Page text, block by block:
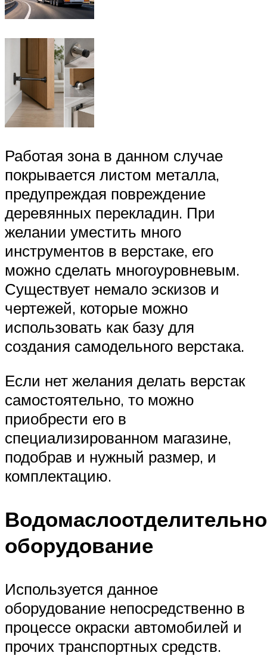
Работая зона в данном случае
покрывается листом металла,
предупреждая повреждение
деревянных перекладин. При
желании уместить много
инструментов в верстаке, его
можно сделать многоуровневым.
Существует немало эскизов и
чертежей, которые можно
использовать как базу для
создания самодельного верстака.
Если нет желания делать верстак
самостоятельно, то можно
приобрести его в
специализированном магазине,
подобрав и нужный размер, и
комплектацию.
оборудование
Используется данное
оборудование непосредственно в
процессе окраски автомобилей и
прочих транспортных средств.